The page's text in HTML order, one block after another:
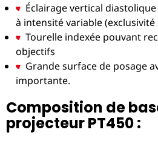
Éclairage vertical
à intensité variable (exclusivité
Tourelle indexée pouvant
objectifs
Grande surface de posage
importante.
Composition de
projecteur PT450 :